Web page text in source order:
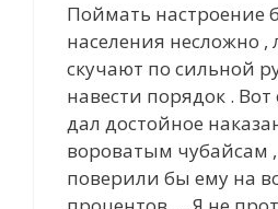
Поймать настроение
населения несложно
скучают по сильной
навести порядок .
дал достойное
вороватым чубайсам
поверили бы ему на